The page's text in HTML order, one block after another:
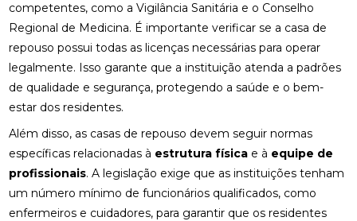
competentes, como a Vigilância Sanitária e o Conselho
Regional de Medicina. É importante verificar se a casa de
repouso possui todas as licenças necessárias para operar
legalmente. Isso garante que a instituição atenda a padrões
de qualidade e segurança, protegendo a saúde e o bem-
estar dos residentes.
Além disso, as casas de repouso devem seguir normas
específicas relacionadas à estrutura física e à equipe de
profissionais. A legislação exige que as instituições tenham
um número mínimo de funcionários qualificados, como
enfermeiros e cuidadores, para garantir que os residentes